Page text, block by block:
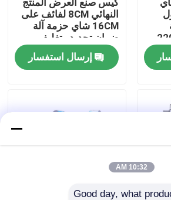
العبوات
4-15 سم 220
فولت 260 وات 50 60
كيس صنع العرض المنتج
النهائي 8CM لفائف على
16CM شاي حزمة آلة
ضمان تحديد وتغليف
الشاي
إرسال استفسار
10:32 AM
Good day, what